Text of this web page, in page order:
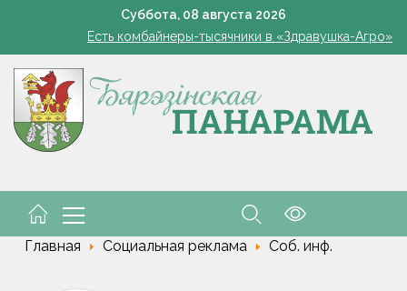
Суббота, 08 августа 2026
В Жорновке проходит турслёт сотрудников ГКСЭ
Есть комбайнеры-тысячники в «Здравушка-Агро»
Белоруска Орел завоевала серебро чемпионата Европы по
В Белыничском районе погиб мотоциклист после
В Жорновке проходит турслёт сотрудников ГКСЭ
Белоруска Орел завоевала серебро чемпионата Европы по
Главная Социальная реклама Соб. инф.